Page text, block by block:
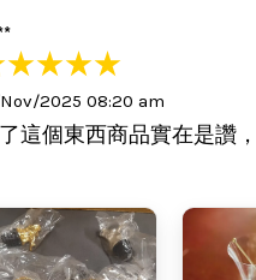
2025 08:20 am
這個東西商品實在是讚